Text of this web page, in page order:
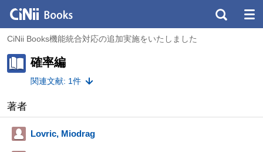
CiNii Books機能統合対応の追加実施をいたしました
確率編
関連文献: 1件
著者
Lovric, Miodrag